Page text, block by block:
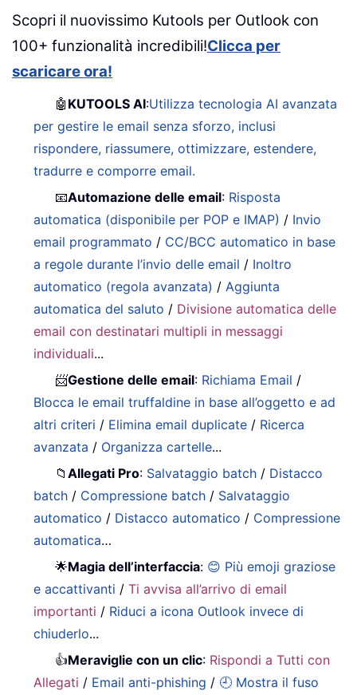
Scopri il nuovissimo Kutools per Outlook con
100+ funzionalità incredibili!Clicca per
scaricare ora!
🤖 KUTOOLS AI:Utilizza tecnologia AI avanzata
per gestire le email senza sforzo, inclusi
rispondere, riassumere, ottimizzare, estendere,
tradurre e comporre email.
📧Automazione delle email: Risposta
automatica (disponibile per POP e IMAP) / Invio
email programmato / CC/BCC automatico in base
a regole durante l’invio delle email / Inoltro
automatico (regola avanzata) / Aggiunta
automatica del saluto / Divisione automatica delle
email con destinatari multipli in messaggi
individuali...
📨Gestione delle email: Richiama Email /
Blocca le email truffaldine in base all’oggetto e ad
altri criteri / Elimina email duplicate / Ricerca
avanzata / Organizza cartelle...
📁Allegati Pro: Salvataggio batch / Distacco
batch / Compressione batch / Salvataggio
automatico / Distacco automatico / Compressione
automatica…
🌟Magia dell’interfaccia: 😊 Più emoji graziose
e accattivanti /Ti avvisa all’arrivo di email
importanti / Riduci a icona Outlook invece di
chiuderlo...
👍Meraviglie con un clic: Rispondi a Tutti con
Allegati / Email anti-phishing / 🕘 Mostra il fuso